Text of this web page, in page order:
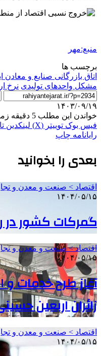
منبع:مهر
برچسب ها
اتاق بازرگانی صنایع و معادن
مشکل واحدهای تولیدی نرخ
۱۴۰۳/۰۹/۱۹
خواندن این مطلب 5 دقیقه زمان میبرد
فیس بوک توییتر (X) لینکدین
رایانامه چاپ
بعدی را بخوانید
اقتصاد > صنعت و معدن و
۱۴۰۴/۰۵/۱۵
گمرکات کشور در
اقتصاد > صنعت و معدن و
۱۴۰۴/۰۵/۱۵
آغاز طرح خدمات و
زائران اربعین
اقتصاد > صنعت و معدن و
۱۴۰۴/۰۵/۱۵